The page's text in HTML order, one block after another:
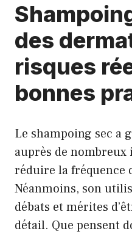
des
risques
bonnes
Le shampoing sec a
auprès de
réduire la fréquence
Néanmoins, son
débats et mérites
détail. Que pensent